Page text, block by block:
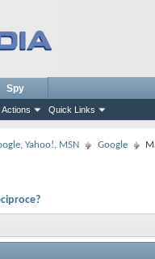
Actions Quick Links
Spy
Yahoo!, MSN Google